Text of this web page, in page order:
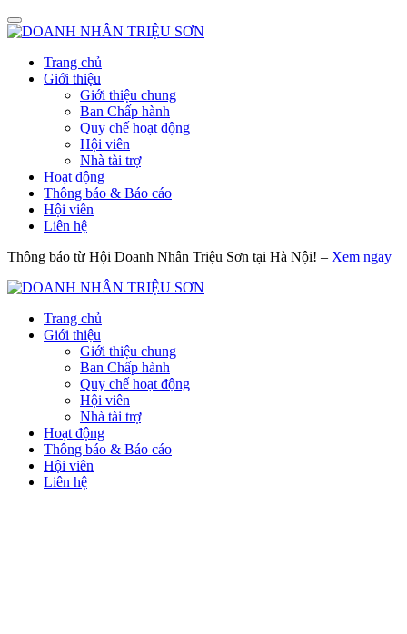
Trang chủ
Giới thiệu
Giới thiệu chung
Ban Chấp hành
Quy chế hoạt động
Hội viên
Nhà tài trợ
Hoạt động
Thông báo & Báo cáo
Hội viên
Liên hệ
Thông báo từ Hội Doanh Nhân Triệu Sơn tại Hà Nội! – Xem ngay
Trang chủ
Giới thiệu
Giới thiệu chung
Ban Chấp hành
Quy chế hoạt động
Hội viên
Nhà tài trợ
Hoạt động
Thông báo & Báo cáo
Hội viên
Liên hệ